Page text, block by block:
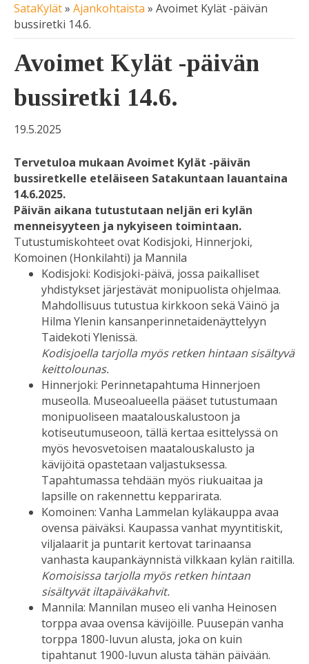
SataKylät» Ajankohtaista » Avoimet Kylät -päivän
bussiretki 14.6.
Avoimet Kylät -päivän
bussiretki 14.6.
19.5.2025
Tervetuloa mukaan Avoimet Kylät -päivän
bussiretkelle eteläiseen Satakuntaan lauantaina
14.6.2025.
Päivän aikana tutustutaan neljän eri kylän
menneisyyteen ja nykyiseen toimintaan.
Tutustumiskohteet ovat Kodisjoki, Hinnerjoki,
Komoinen (Honkilahti) ja Mannila
Kodisjoki: Kodisjoki-päivä, jossa paikalliset
yhdistykset järjestävät monipuolista ohjelmaa.
Mahdollisuus tutustua kirkkoon sekä Väinö ja
Hilma Ylenin kansanperinnetaidenäyttelyyn
Taidekoti Ylenissä.
Kodisjoella tarjolla myös retken hintaan sisältyvä
keittolounas.
Hinnerjoki: Perinnetapahtuma Hinnerjoen
museolla. Museoalueella pääset tutustumaan
monipuoliseen maatalouskalustoon ja
kotiseutumuseoon, tällä kertaa esittelyssä on
myös hevosvetoisen maatalouskalusto ja
kävijöitä opastetaan valjastuksessa.
Tapahtumassa tehdään myös riukuaitaa ja
lapsille on rakennettu kepparirata.
Komoinen: Vanha Lammelan kyläkauppa avaa
ovensa päiväksi. Kaupassa vanhat myyntitiskit,
viljalaarit ja puntarit kertovat tarinaansa
vanhasta kaupankäynnistä vilkkaan kylän raitilla.
Komoisissa tarjolla myös retken hintaan
sisältyvät iltapäiväkahvit.
Mannila: Mannilan museo eli vanha Heinosen
torppa avaa ovensa kävijöille. Puusepän vanha
torppa 1800-luvun alusta, joka on kuin
tipahtanut 1900-luvun alusta tähän päivään.